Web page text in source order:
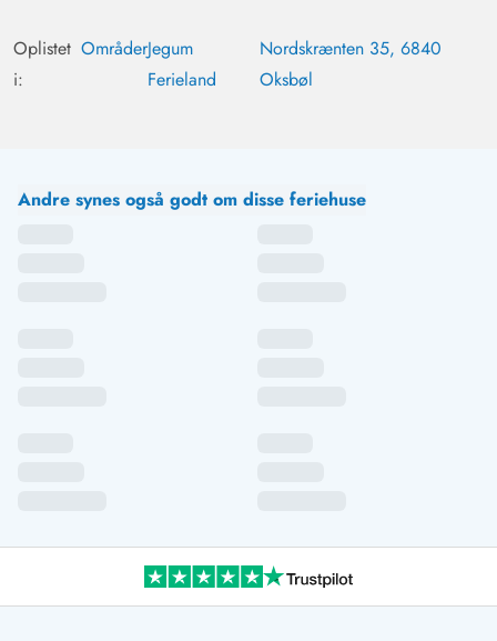
Oplistet
i:
OmråderJegum
Ferieland
Nordskrænten 35, 6840
Oksbøl
Andre synes også godt om disse feriehuse